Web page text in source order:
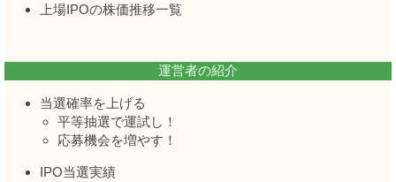
上場IPOの株価推移一覧
運営者の紹介
当選確率を上げる
平等抽選で運試し！
応募機会を増やす！
IPO当選実績